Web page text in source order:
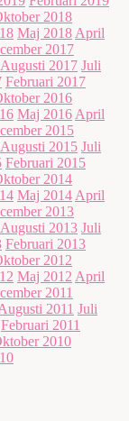
2018
Maj 2018 April
2017
Augusti 2017 Juli
Februari 2017
2016
Maj 2016 April
2015
Augusti 2015 Juli
Februari 2015
2014
Maj 2014 April
2013
Augusti 2013 Juli
Februari 2013
2012
Maj 2012 April
2011
2011 Juli
Februari 2011
2010